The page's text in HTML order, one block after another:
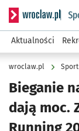
Serwis
Aktualności
wroclaw.pl
Bieganie
dają moc.
Running